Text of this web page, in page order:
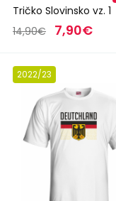
Tričko Slovinsko vz. 1
14,90€
7,90€
2022/23